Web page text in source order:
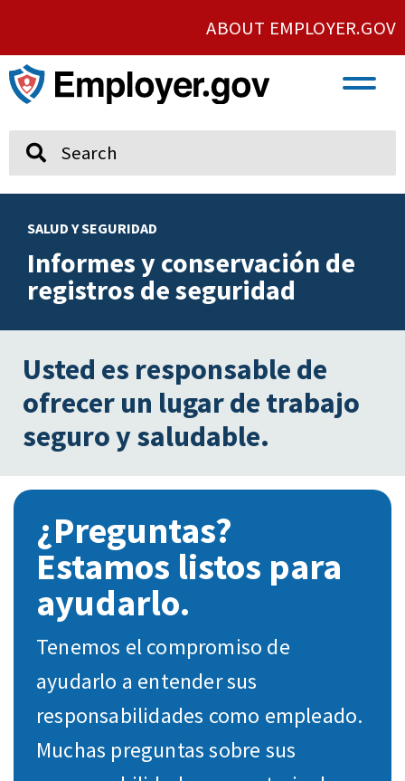
ABOUT EMPLOYER.GOV
SALUD Y SEGURIDAD
Informes y conservación de
registros de seguridad
Usted es responsable de
ofrecer un lugar de trabajo
seguro y saludable.
¿Preguntas?
Estamos listos para
ayudarlo.
Tenemos el compromiso de
ayudarlo a entender sus
responsabilidades como empleado.
Muchas preguntas sobre sus